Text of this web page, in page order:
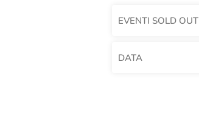
EVENTI SOLD OUT
DATA